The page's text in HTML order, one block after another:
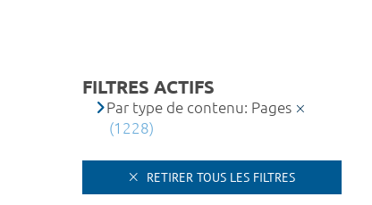
FILTRES ACTIFS
Par type de contenu: Pages
(1228)
RETIRER TOUS LES FILTRES